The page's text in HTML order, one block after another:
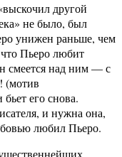
другой
не было, был
унижен раньше, чем
Пьеро любит
смеется над ним — с
(мотив
его снова.
и нужна она,
любил Пьеро.